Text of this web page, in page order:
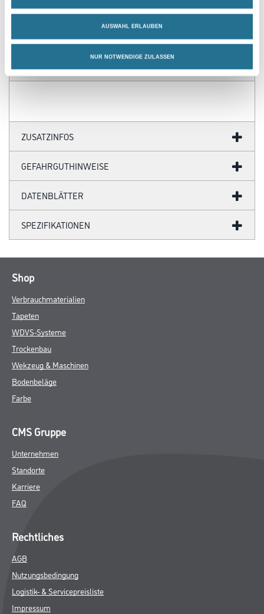
AUSWAHL ERLAUBEN
NUR NOTWENDIGE ZULASSEN
PRODUKTEIGENSCHAFTEN
ZUSATZINFOS
GEFAHRGUTHINWEISE
DATENBLÄTTER
SPEZIFIKATIONEN
Shop
Verbrauchmaterialien
Tapeten
WDVS-Systeme
Trockenbau
Wekzeug & Maschinen
Bodenbeläge
Farbe
CMS Gruppe
Unternehmen
Standorte
Karriere
FAQ
Rechtliches
AGB
Nutzungsbedingung
Logistik- & Servicepreisliste
Impressum